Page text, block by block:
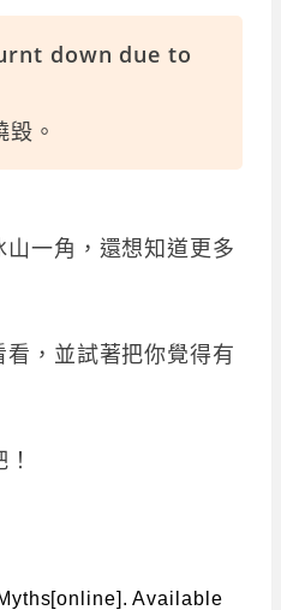
down due to
。
一角，還想知道更多
，並試著把你覺得有
Available